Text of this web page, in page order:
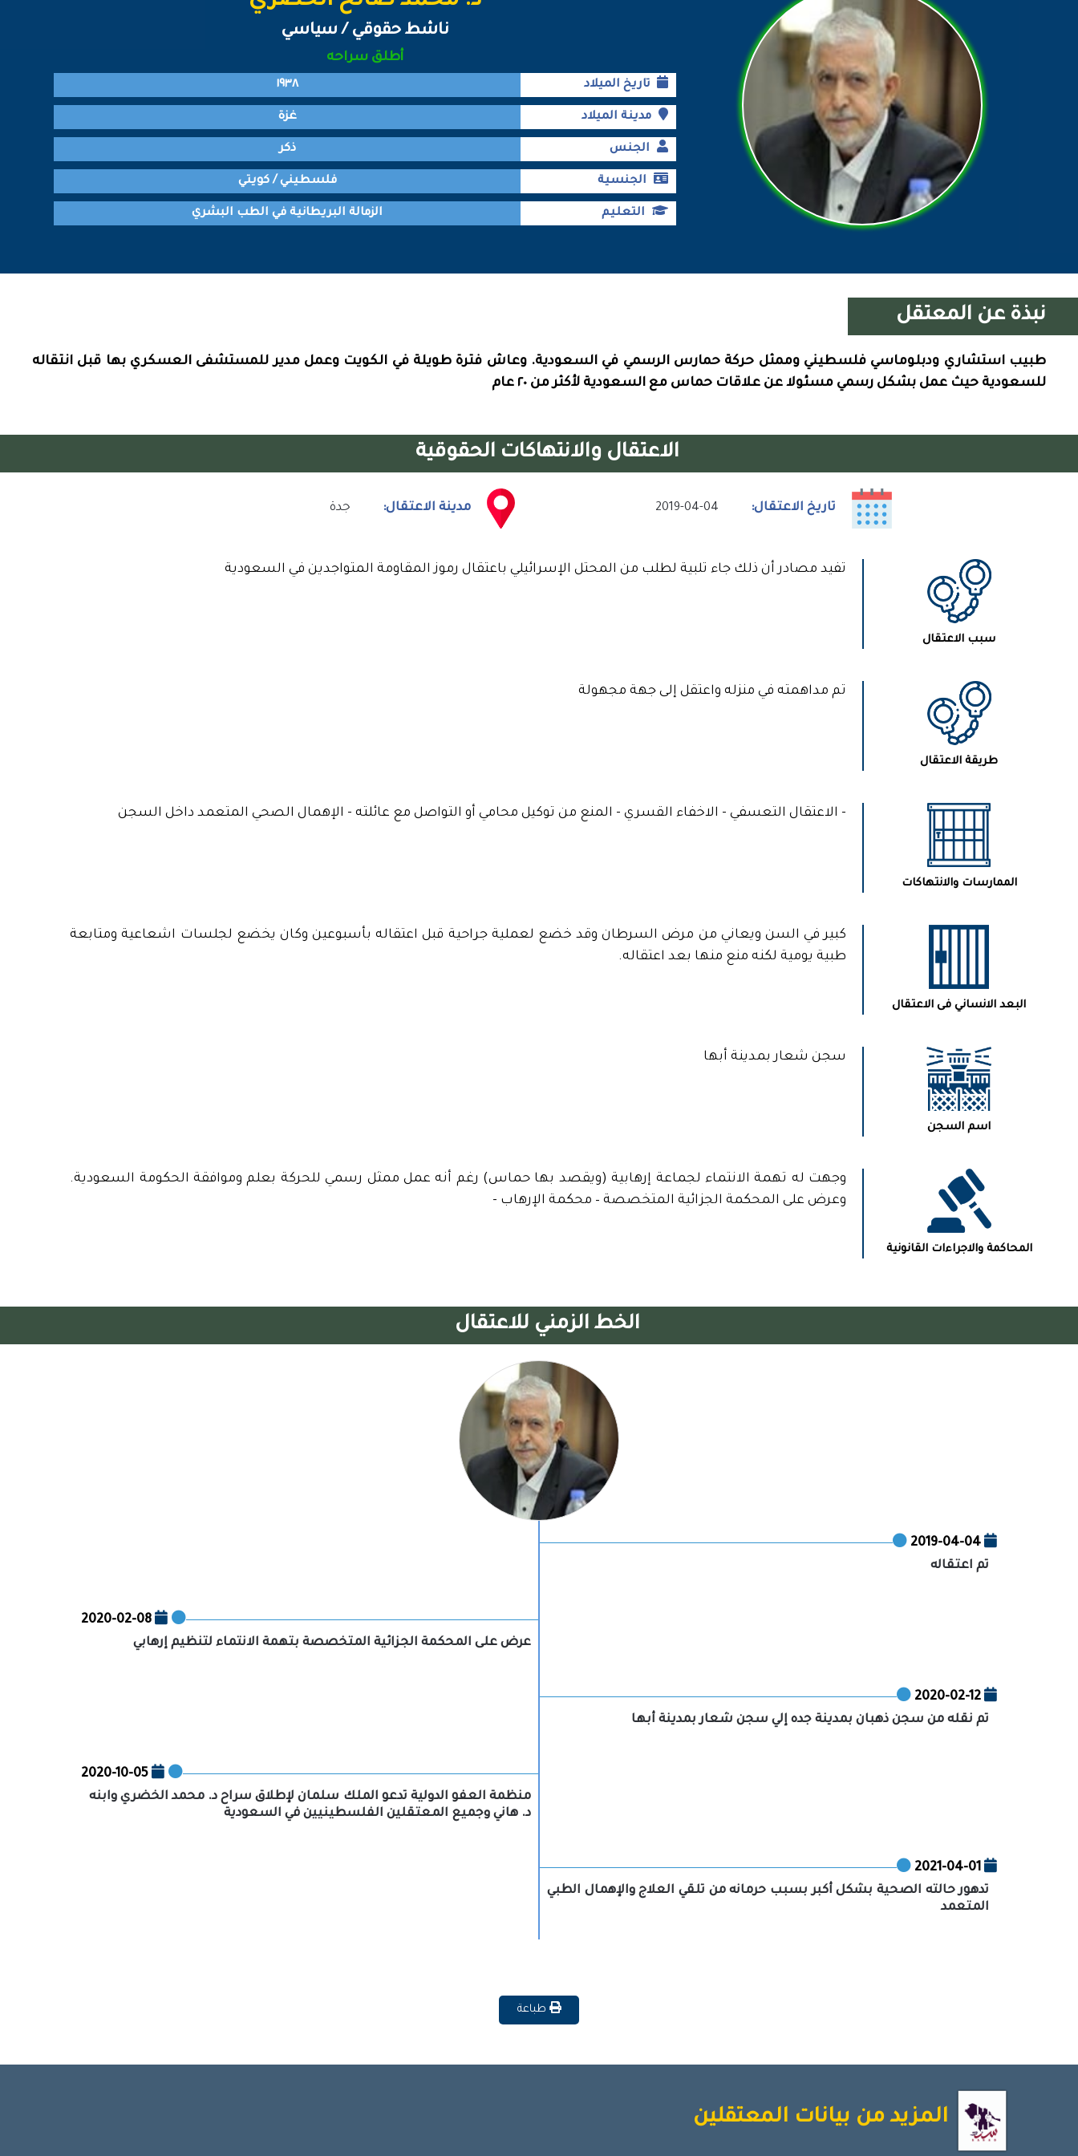
ناشط حقوقي / سياسي
أطلق سراحه
تاريخ الميلاد ١٩٣٨
مدينة الميلاد غزة
الجنس ذكر
الجنسية فلسطيني / كويتي
التعليم الزمالة البريطانية في الطب البشري
نبذة عن المعتقل
طبيب استشاري ودبلوماسي فلسطيني وممثل حركة حمارس الرسمي في السعودية. وعاش فترة طويلة في الكويت وعمل مدير للمستشفى العسكري بها قبل انتقاله
للسعودية حيث عمل بشكل رسمي مسئولا عن علاقات حماس مع السعودية لأكثر من ٢٠ عام
الاعتقال والانتهاكات الحقوقية
تاريخ الاعتقال: 2019-04-04 مدينة الاعتقال: جدة
سبب الاعتقال
تفيد مصادر أن ذلك جاء تلبية لطلب من المحتل الإسرائيلي باعتقال رموز المقاومة المتواجدين في السعودية
طريقة الاعتقال
تم مداهمته في منزله واعتقل إلى جهة مجهولة
الممارسات والانتهاكات
- الاعتقال التعسفي - الاخفاء القسري - المنع من توكيل محامي أو التواصل مع عائلته - الإهمال الصحي المتعمد داخل السجن
البعد الانساني فى الاعتقال
كبير في السن ويعاني من مرض السرطان وقد خضع لعملية جراحية قبل اعتقاله بأسبوعين وكان يخضع لجلسات اشعاعية ومتابعة
طبية يومية لكنه منع منها بعد اعتقاله.
اسم السجن
سجن شعار بمدينة أبها
المحاكمة والاجراءات القانونية
وجهت له تهمة الانتماء لجماعة إرهابية (ويقصد بها حماس) رغم أنه عمل ممثل رسمي للحركة بعلم وموافقة الحكومة السعودية.
وعرض على المحكمة الجزائية المتخصصة – محكمة الإرهاب -
الخط الزمني للاعتقال
2019-04-04
تم اعتقاله
2020-02-08
عرض على المحكمة الجزائية المتخصصة بتهمة الانتماء لتنظيم إرهابي
2020-02-12
تم نقله من سجن ذهبان بمدينة جده إلي سجن شعار بمدينة أبها
2020-10-05
منظمة العفو الدولية تدعو الملك سلمان لإطلاق سراح د. محمد الخضري وابنه
د. هاني وجميع المعتقلين الفلسطينيين في السعودية
2021-04-01
تدهور حالته الصحية بشكل أكبر بسبب حرمانه من تلقي العلاج والإهمال الطبي
المتعمد
طباعة
المزيد من بيانات المعتقلين